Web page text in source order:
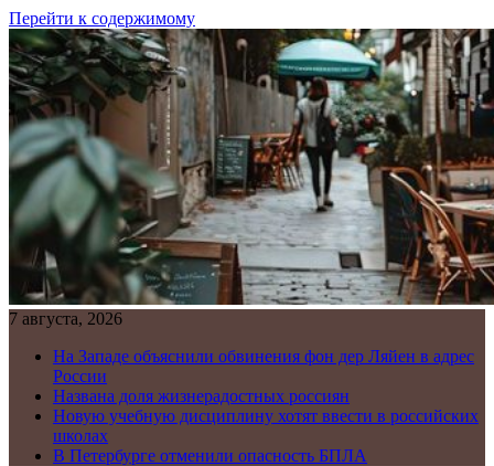
Перейти к содержимому
7 августа, 2026
На Западе объяснили обвинения фон дер Ляйен в адрес
России
Названа доля жизнерадостных россиян
Новую учебную дисциплину хотят ввести в российских
школах
В Петербурге отменили опасность БПЛА